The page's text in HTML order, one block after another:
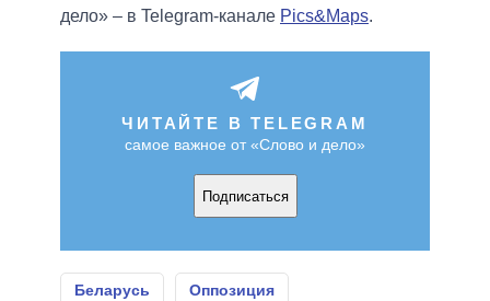
дело» – в Telegram-канале Pics&Maps.
ЧИТАЙТЕ В TELEGRAM
самое важное от «Слово и дело»
Подписаться
Беларусь Оппозиция